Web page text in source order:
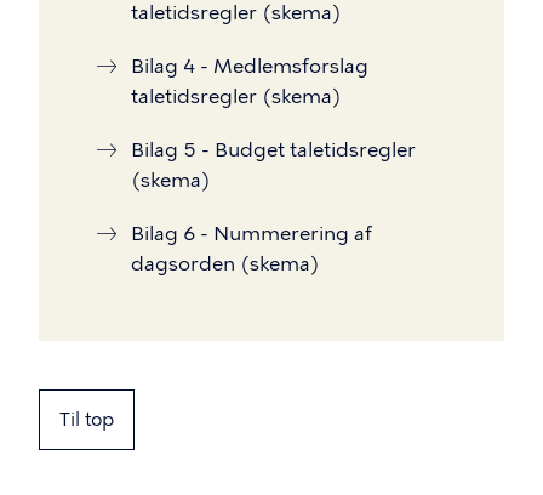
taletidsregler (skema)
Bilag 4 - Medlemsforslag
taletidsregler (skema)
Bilag 5 - Budget taletidsregler
(skema)
Bilag 6 - Nummerering af
dagsorden (skema)
Til top